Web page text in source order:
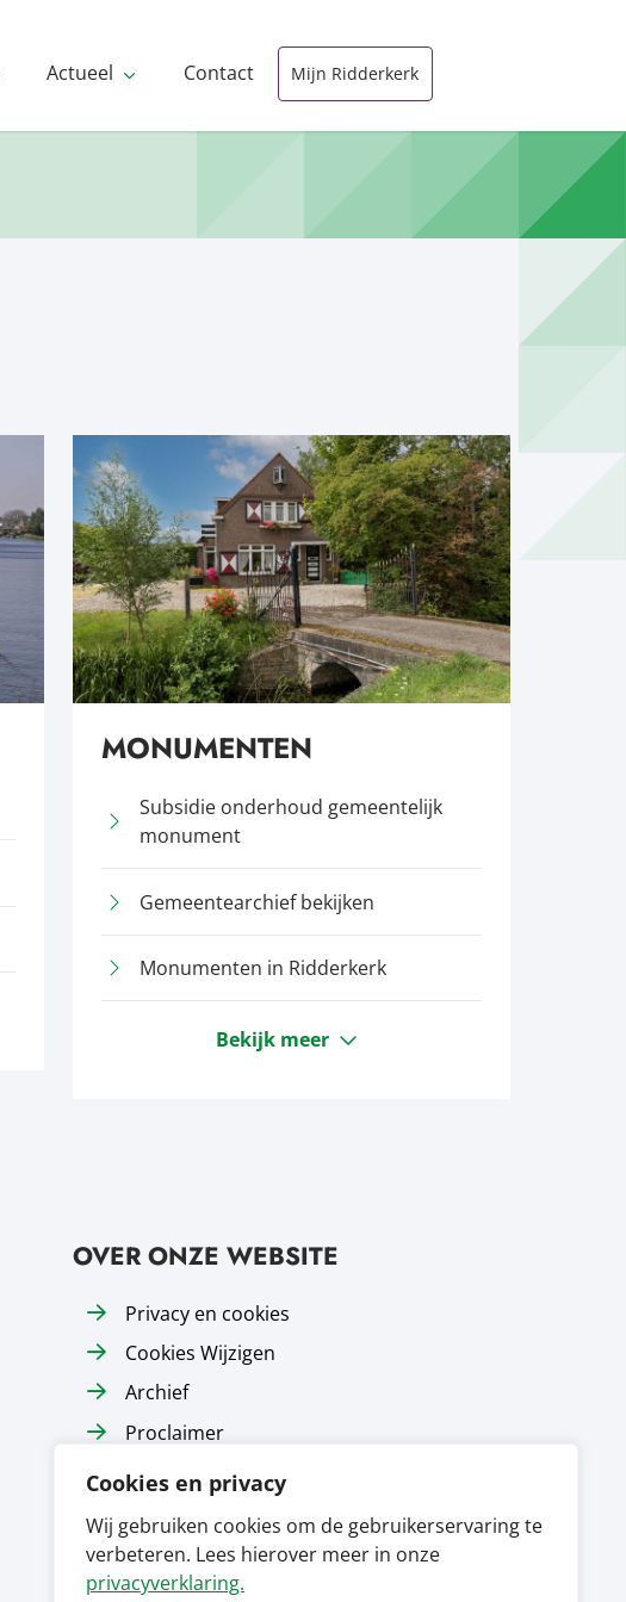
Cookies en privacy
Wij gebruiken cookies om de gebruikerservaring te
verbeteren. Lees hierover meer in onze
privacyverklaring.
Actueel Contact Mijn Ridderkerk
MONUMENTEN
Subsidie onderhoud gemeentelijk
monument
Gemeentearchief bekijken
Monumenten in Ridderkerk
Bekijk meer
OVER ONZE WEBSITE
Privacy en cookies
Cookies Wijzigen
Archief
Proclaimer
Responsible disclosure
Toegankelijkheid
Sitemap